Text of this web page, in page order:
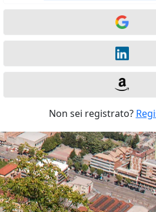
Non sei registrato?